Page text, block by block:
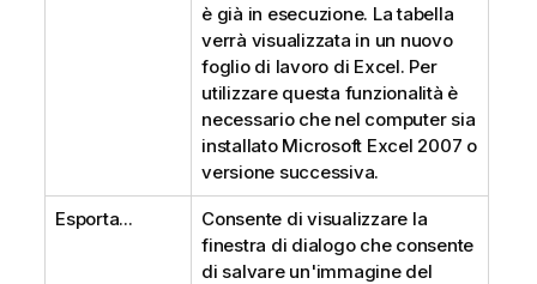
è già in esecuzione. La tabella
verrà visualizzata in un nuovo
foglio di lavoro di Excel. Per
utilizzare questa funzionalità è
necessario che nel computer sia
installato Microsoft Excel 2007 o
versione successiva.
Esporta...
Consente di visualizzare la
finestra di dialogo che consente
di salvare un'immagine del